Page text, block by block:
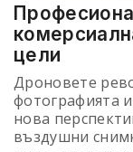
цели
Дроновете
фотографията
нова
въздушни